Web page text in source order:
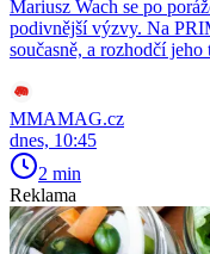
Mariusz Wach se po
podivnější výzvy. Na
současně, a rozhodčí
MMAMAG.cz
dnes, 10:45
2 min
Reklama